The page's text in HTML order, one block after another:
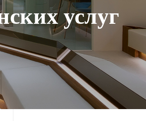
услуг